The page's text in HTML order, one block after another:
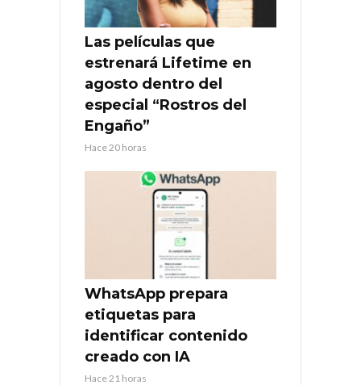
Las películas que
estrenará Lifetime en
agosto dentro del
especial “Rostros del
Engaño”
Hace 20 horas
WhatsApp prepara
etiquetas para
identificar contenido
creado con IA
Hace 21 horas